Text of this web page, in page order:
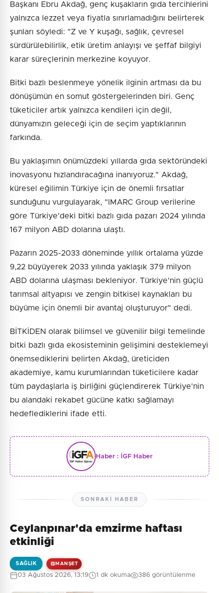
Başkanı Ebru Akdağ, genç kuşakların gıda tercihlerini
yalnızca lezzet veya fiyatla sınırlamadığını belirterek
şunları söyledi: "Z ve Y kuşağı, sağlık, çevresel
sürdürülebilirlik, etik üretim anlayışı ve şeffaf bilgiyi
karar süreçlerinin merkezine koyuyor.
Bitki bazlı beslenmeye yönelik ilginin artması da bu
dönüşümün en somut göstergelerinden biri. Genç
tüketiciler artık yalnızca kendileri için değil,
dünyamızın geleceği için de seçim yaptıklarının
farkında.
Bu yaklaşımın önümüzdeki yıllarda gıda sektöründeki
inovasyonu hızlandıracağına inanıyoruz." Akdağ,
küresel eğilimin Türkiye için de önemli fırsatlar
sunduğunu vurgulayarak, "IMARC Group verilerine
göre Türkiye'deki bitki bazlı gıda pazarı 2024 yılında
167 milyon ABD dolarına ulaştı.
Pazarın 2025-2033 döneminde yıllık ortalama yüzde
9,22 büyüyerek 2033 yılında yaklaşık 379 milyon
ABD dolarına ulaşması bekleniyor. Türkiye'nin güçlü
tarımsal altyapısı ve zengin bitkisel kaynakları bu
büyüme için önemli bir avantaj oluşturuyor" dedi.
BİTKİDEN olarak bilimsel ve güvenilir bilgi temelinde
bitki bazlı gıda ekosisteminin gelişimini desteklemeyi
önemsediklerini belirten Akdağ, üreticiden
akademiye, kamu kurumlarından tüketicilere kadar
tüm paydaşlarla iş birliğini güçlendirerek Türkiye'nin
bu alandaki rekabet gücüne katkı sağlamayı
hedeflediklerini ifade etti.
Haber : İGF Haber
SONRAKI HABER
Ceylanpınar'da emzirme haftası
etkinliği
SAĞLIK MANŞET
03 Ağustos 2026, 13:19 1 dk okuma 386 görüntülenme